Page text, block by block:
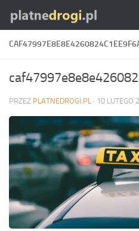
Skip to content
PRZEZ PLATNEDROGI.PL · 10 LUTEGO